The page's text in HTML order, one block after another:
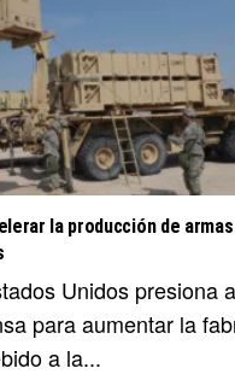
la producción de
Unidos presiona
para aumentar la
a la...